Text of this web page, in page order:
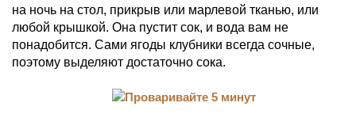
на ночь на стол, прикрыв или марлевой тканью, или
любой крышкой. Она пустит сок, и вода вам не
понадобится. Сами ягоды клубники всегда сочные,
поэтому выделяют достаточно сока.